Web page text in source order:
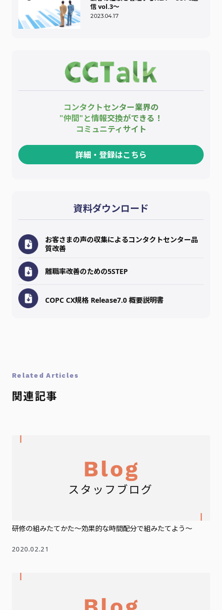
2023.04.17
信 vol.3～
コンタクトセンター業界の
"仲間"と情報交換ができる！
コミュニティサイト
詳細・登録はこちら
資料ダウンロード
お客さまの声の収集によるコンタクトセンター品
質改善
離職率改善のための5STEP
COPC CX規格 Release7.0 概要説明書
Related Articles
関連記事
研修の組みたてかた～効果的な時間配分で組みたてよう～
2020.02.21